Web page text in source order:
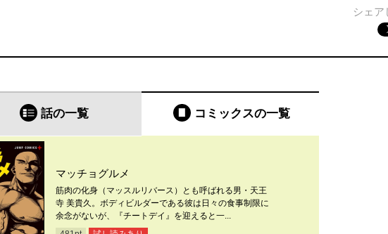
シェア
話の一覧 コミックスの一覧
マッチョグルメ
筋肉の化身（マッスルリバース）とも呼ばれる男・天王
寺 美貴久。ボディビルダーである彼は日々の食事制限に
余念がないが、『チートデイ』を迎えると一...